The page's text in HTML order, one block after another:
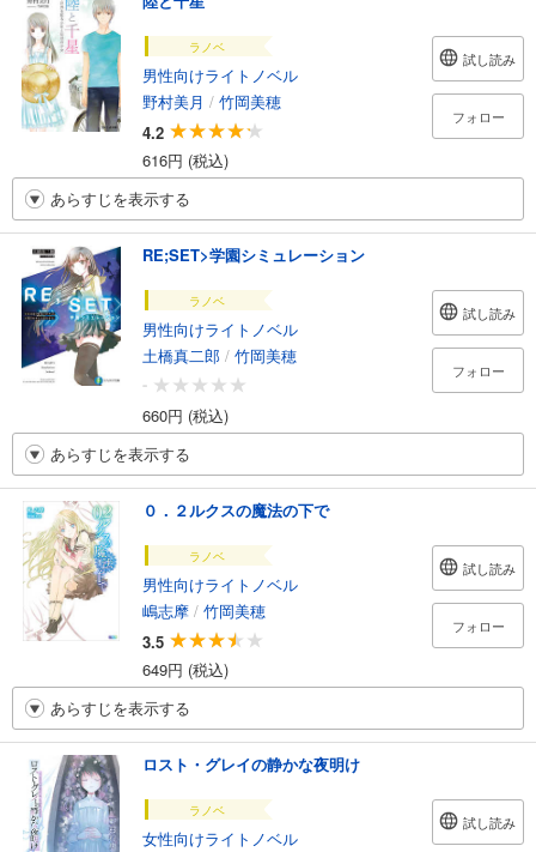
ラノベ
男性向けライトノベル
野村美月 / 竹岡美穂
4.2
616円 (税込)
試し読み
フォロー
あらすじを表示する
RE;SET>学園シミュレーション
ラノベ
男性向けライトノベル
土橋真二郎 / 竹岡美穂
-
660円 (税込)
試し読み
フォロー
あらすじを表示する
０．２ルクスの魔法の下で
ラノベ
男性向けライトノベル
嶋志摩 / 竹岡美穂
3.5
649円 (税込)
試し読み
フォロー
あらすじを表示する
ロスト・グレイの静かな夜明け
ラノベ
女性向けライトノベル
試し読み